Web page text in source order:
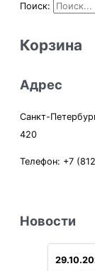
Поиск:
Корзина
Адрес
Санкт-
420
Телефон: +7
Новости